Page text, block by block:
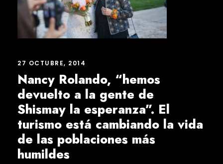
27 OCTUBRE, 2014
Nancy Rolando, “hemos
devuelto a la gente de
Shismay la esperanza”. El
turismo está cambiando la vida
de las poblaciones más
humildes